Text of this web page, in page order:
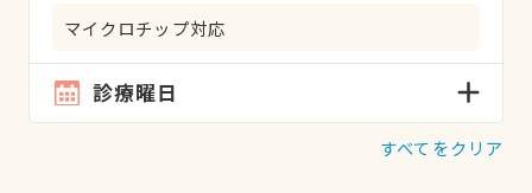
マイクロチップ対応
診療曜日
すべてをクリア